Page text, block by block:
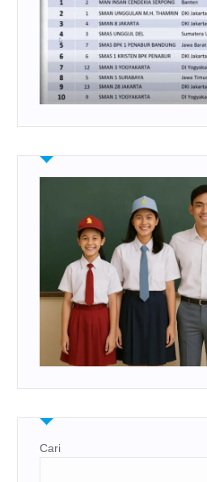
Cari